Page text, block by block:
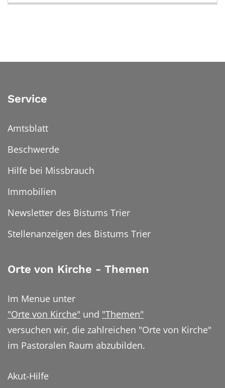
Service
Amtsblatt
Beschwerde
Hilfe bei Missbrauch
Immobilien
Newsletter des Bistums Trier
Stellenanzeigen des Bistums Trier
Orte von Kirche - Themen
Im Menue unter
"Orte von Kirche" und "Themen"
versuchen wir, die zahlreichen "Orte von Kirche"
im Pastoralen Raum abzubilden.
Akut-Hilfe